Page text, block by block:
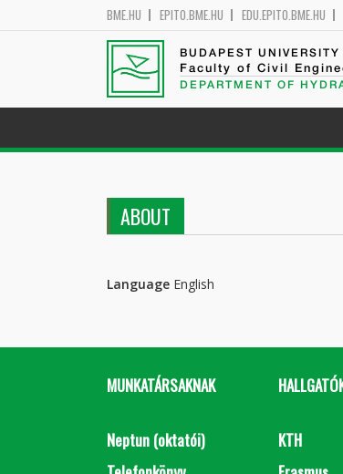
BME.HU EPITO.BME.HU EDU.EPITO.BME.HU
BUDAPEST
Faculty of Civil
DEPARTMENT OF
ABOUT
Language English
MUNKATÁRSAKNAK
Neptun (oktatói)
KTH